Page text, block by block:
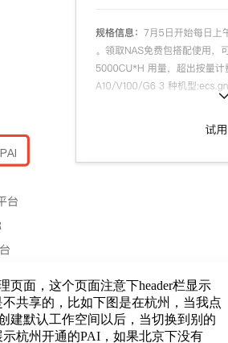
页面，这个页面注意下header栏显示
共享的，比如下图是在杭州，当我点
建默认工作空间以后，当切换到别的
杭州开通的PAI，如果北京下没有